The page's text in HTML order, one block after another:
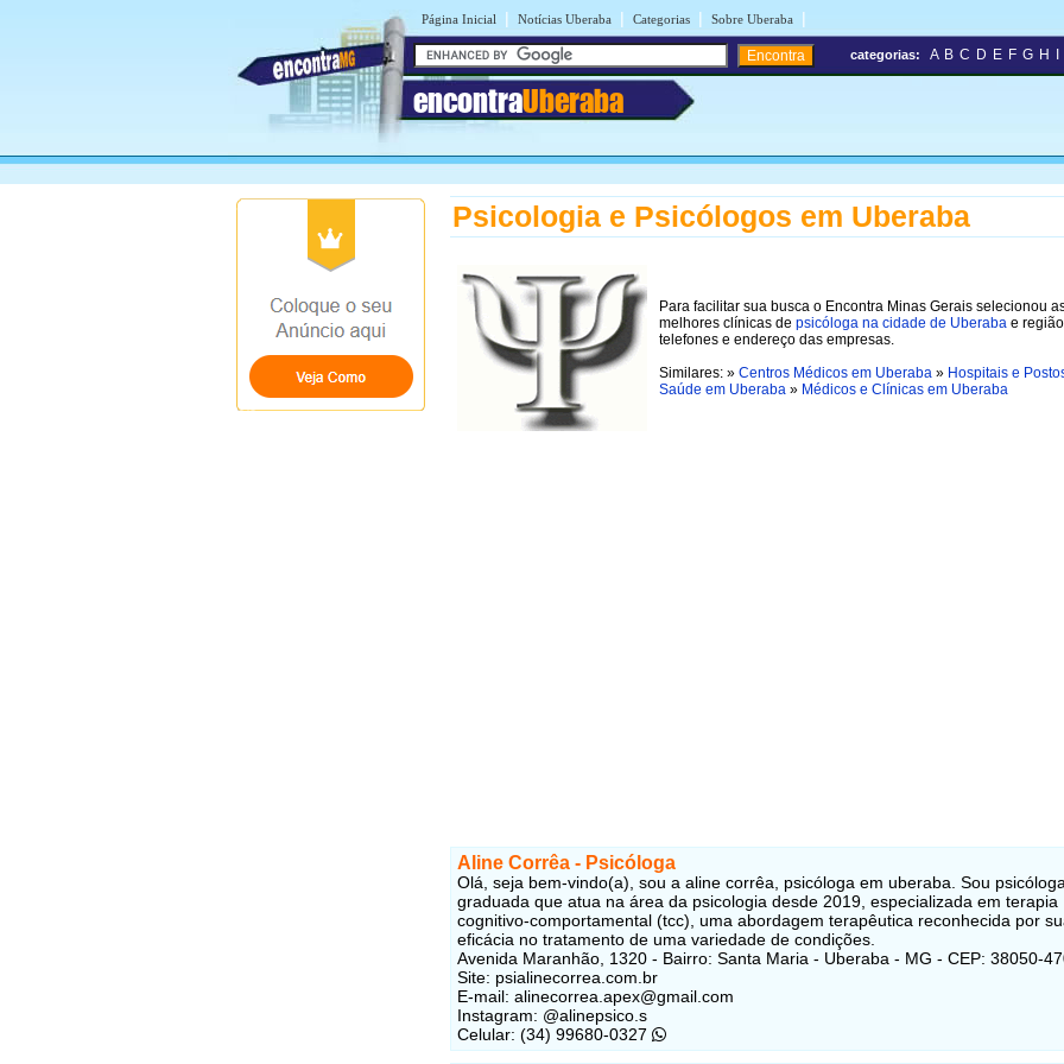
Página Inicial | Notícias Uberaba | Categorias | Sobre Uberaba |
encontraUberaba
categorias: A B C D E F G H
Psicologia e Psicólogos em Uberaba
Para facilitar sua busca o Encontra Minas Gerais selecionou
melhores clínicas de psicóloga na cidade de Uberaba e
telefones e endereço das empresas.
Similares: » Centros Médicos em Uberaba » Hospitais e
Saúde em Uberaba » Médicos e Clínicas em Uberaba
Aline Corrêa - Psicóloga
Olá, seja bem-vindo(a), sou a aline corrêa, psicóloga em uberaba. Sou psicóloga
graduada que atua na área da psicologia desde 2019, especializada em terapia
cognitivo-comportamental (tcc), uma abordagem terapêutica reconhecida por
eficácia no tratamento de uma variedade de condições.
Avenida Maranhão, 1320 - Bairro: Santa Maria - Uberaba - MG - CEP: 38050-
Site: psialinecorrea.com.br
E-mail: alinecorrea.apex@gmail.com
Instagram: @alinepsico.s
Celular: (34) 99680-0327